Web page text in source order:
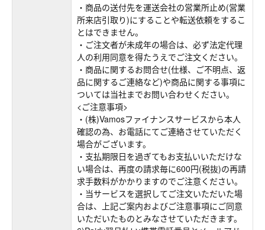
・商品の送付先を運送会社の営業所止め(営業
所来店引取り)にすることや転送依頼をするこ
とはできません。
・ご注文者が未成年の場合は、必ず法定代理
人の利用同意を得たうえでご注文ください。
・商品に関するお問合せ(仕様、ご不明点、返
品に関するご連絡など)や商品に関する事項に
ついては当社までお問い合わせください。
<ご注意事項>
・(株)Vamosファイナンスサービスから本人
確認の為、お電話にてご連絡させていただく
場合がございます。
・支払期限日を過ぎてもお支払いいただけな
い場合は、再度の請求毎に600円(税抜)の再請
求手数料がかかりますのでご注意ください。
・当サービスを選択してご注文いただいた場
合は、上記ご案内およびご注意事項にご同意
いただいたものとみなさせていただきます。